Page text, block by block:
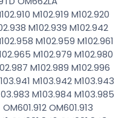
M102.919 M102.920
M102.939 M102.942
M102.959 M102.961
M102.979 M102.980
M102.989 M102.996
M103.942 M103.943
M103.984 M103.985
OM601.913